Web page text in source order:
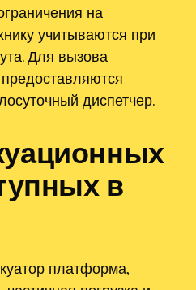
на
учитываются при
Для вызова
диспетчер.
в
платформа,